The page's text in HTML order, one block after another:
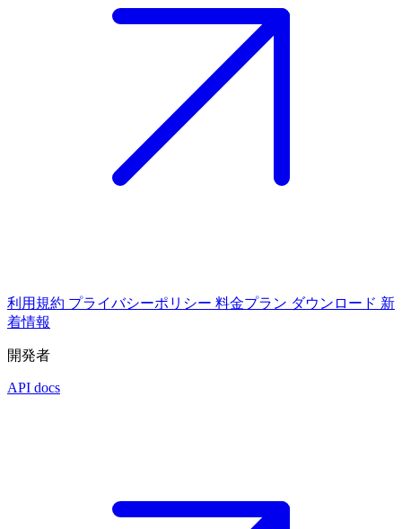
利用規約 プライバシーポリシー 料金プラン ダウンロード 新
着情報
開発者
API docs